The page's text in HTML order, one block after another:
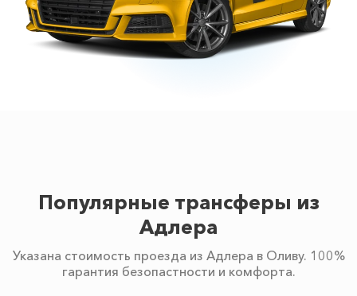
Популярные трансферы из
Адлера
Указана стоимость проезда из Адлера в Оливу. 100%
гарантия безопастности и комфорта.